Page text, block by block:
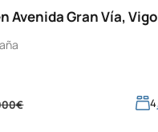
Avenida Gran Vía, Vigo
4